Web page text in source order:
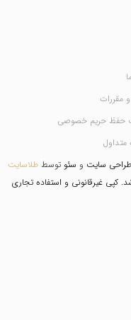
مقررات
حفظ حریم خصوصی
متداول
طراحی سایت و سئو توسط طلاسایت
کپی غیرقانونی و استفاده تجاری